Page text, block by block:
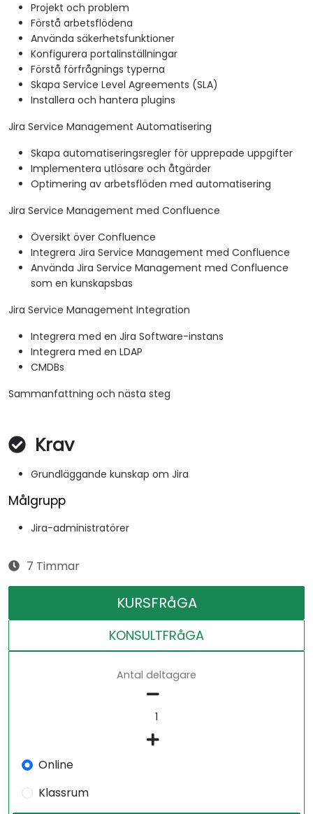
Projekt och problem
Förstå arbetsflödena
Använda säkerhetsfunktioner
Konfigurera portalinställningar
Förstå förfrågnings typerna
Skapa Service Level Agreements (SLA)
Installera och hantera plugins
Jira Service Management Automatisering
Skapa automatiseringsregler för upprepade uppgifter
Implementera utlösare och åtgärder
Optimering av arbetsflöden med automatisering
Jira Service Management med Confluence
Översikt över Confluence
Integrera Jira Service Management med Confluence
Använda Jira Service Management med Confluence
som en kunskapsbas
Jira Service Management Integration
Integrera med en Jira Software-instans
Integrera med en LDAP
CMDBs
Sammanfattning och nästa steg
Krav
Grundläggande kunskap om Jira
Målgrupp
Jira-administratörer
7 Timmar
KURSFRåGA
KONSULTFRåGA
Antal deltagare
Online
Klassrum